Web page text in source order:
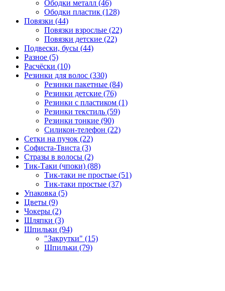
Ободки металл (46)
Ободки пластик (128)
Повязки (44)
Повязки взрослые (22)
Повязки детские (22)
Подвески, бусы (44)
Разное (5)
Расчёски (10)
Резинки для волос (330)
Резинки пакетные (84)
Резинки детские (76)
Резинки с пластиком (1)
Резинки текстиль (59)
Резинки тонкие (90)
Силикон-телефон (22)
Сетки на пучок (22)
Софиста-Твиста (3)
Стразы в волосы (2)
Тик-Таки (чпоки) (88)
Тик-таки не простые (51)
Тик-таки простые (37)
Упаковка (5)
Цветы (9)
Чокеры (2)
Шляпки (3)
Шпильки (94)
"Закрутки" (15)
Шпильки (79)